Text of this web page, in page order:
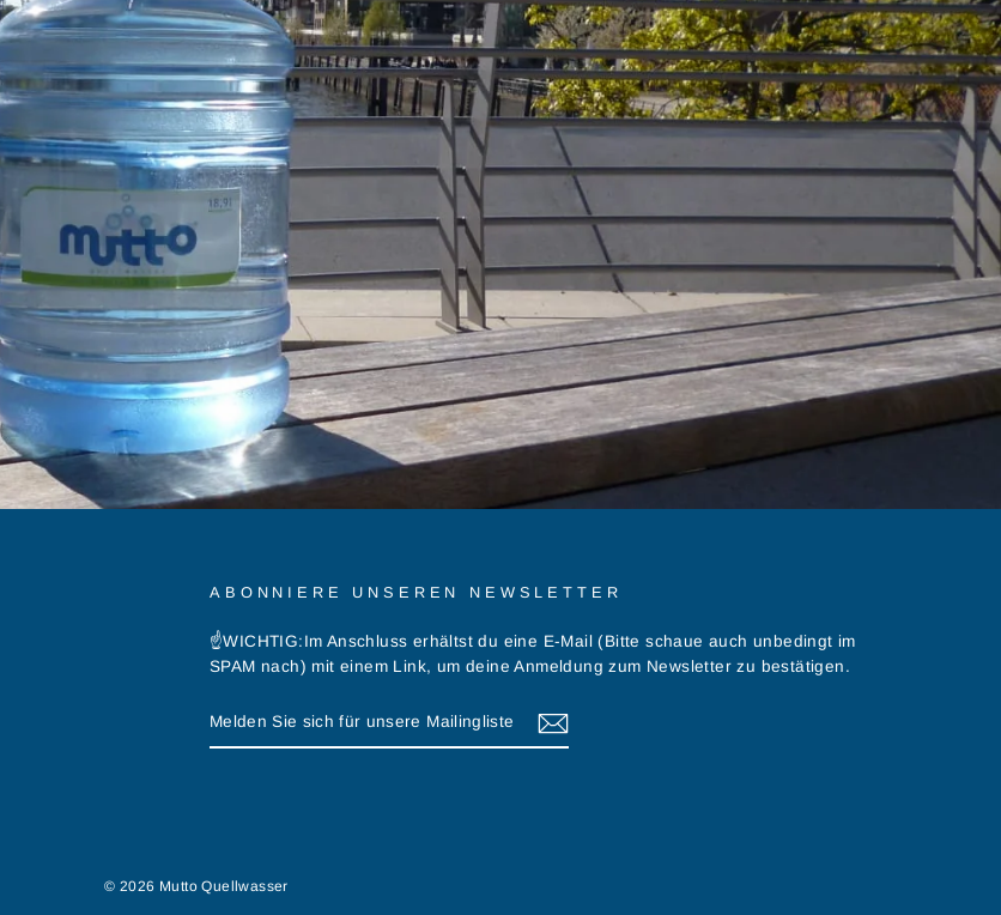
ABONNIERE UNSEREN NEWSLETTER
☝️WICHTIG:Im Anschluss erhältst du eine E-Mail (Bitte schaue auch unbedingt im
SPAM nach) mit einem Link, um deine Anmeldung zum Newsletter zu bestätigen.
SIE
SICH
© 2026 Mutto Quellwasser